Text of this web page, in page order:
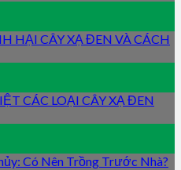
HẠI CÂY XẠ ĐEN VÀ CÁCH
CÁC LOẠI CÂY XẠ ĐEN
Có Nên Trồng Trước Nhà?